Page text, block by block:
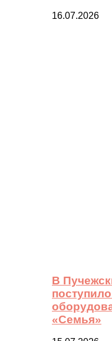
16.07.2026
В
«Семья»